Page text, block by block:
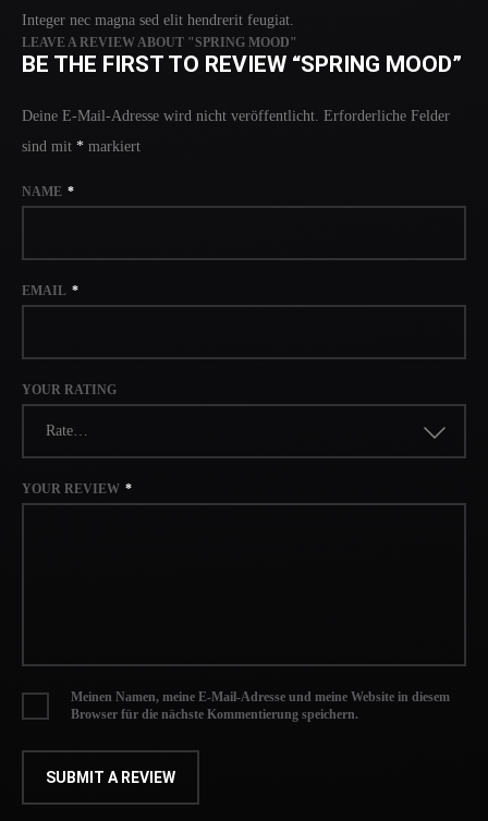
Integer nec magna sed elit hendrerit feugiat.
LEAVE A REVIEW ABOUT "SPRING MOOD"
BE THE FIRST TO REVIEW “SPRING MOOD”
Deine E-Mail-Adresse wird nicht veröffentlicht. Erforderliche Felder
sind mit * markiert
NAME *
EMAIL *
YOUR RATING
Rate…
YOUR REVIEW *
Meinen Namen, meine E-Mail-Adresse und meine Website in diesem
Browser für die nächste Kommentierung speichern.